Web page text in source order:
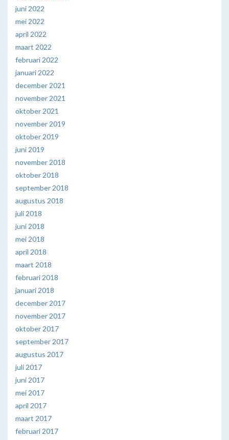
juni 2022
mei 2022
april 2022
maart 2022
februari 2022
januari 2022
december 2021
november 2021
oktober 2021
november 2019
oktober 2019
juni 2019
november 2018
oktober 2018
september 2018
augustus 2018
juli 2018
juni 2018
mei 2018
april 2018
maart 2018
februari 2018
januari 2018
december 2017
november 2017
oktober 2017
september 2017
augustus 2017
juli 2017
juni 2017
mei 2017
april 2017
maart 2017
februari 2017